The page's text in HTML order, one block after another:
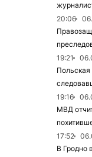
20:06
19:21
19:16
МВД
17:52
В Гродно